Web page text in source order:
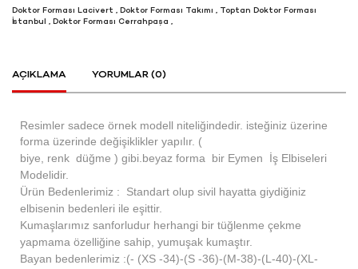
Doktor Forması Lacivert , Doktor Forması Takımı , Toptan Doktor Forması
İstanbul , Doktor Forması Cerrahpaşa ,
AÇIKLAMA YORUMLAR (0)
Resimler sadece örnek modell niteliğindedir. isteğiniz üzerine
forma üzerinde değişiklikler yapılır. (
biye, renk düğme ) gibi.beyaz forma bir Eymen İş Elbiseleri
Modelidir.
Ürün Bedenlerimiz : Standart olup sivil hayatta giydiğiniz
elbisenin bedenleri ile eşittir.
Kumaşlarımız sanforludur herhangi bir tüğlenme çekme
yapmama özelliğine sahip, yumuşak kumaştır.
Bayan bedenlerimiz :(- (XS -34)-(S -36)-(M-38)-(L-40)-(XL-